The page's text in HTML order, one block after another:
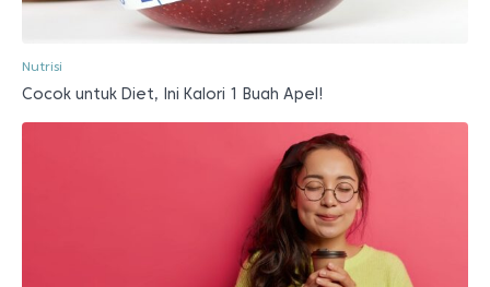
Nutrisi
Cocok untuk Diet, Ini Kalori 1 Buah Apel!